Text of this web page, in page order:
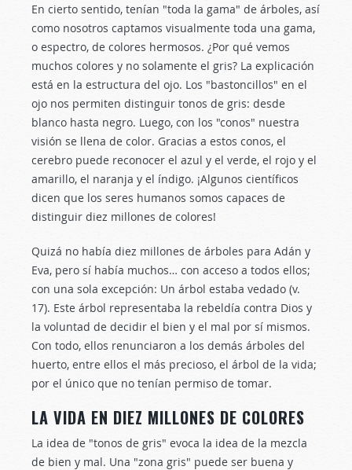
En cierto sentido, tenían "toda la gama" de árboles, así
como nosotros captamos visualmente toda una gama,
o espectro, de colores hermosos. ¿Por qué vemos
muchos colores y no solamente el gris? La explicación
está en la estructura del ojo. Los "bastoncillos" en el
ojo nos permiten distinguir tonos de gris: desde
blanco hasta negro. Luego, con los "conos" nuestra
visión se llena de color. Gracias a estos conos, el
cerebro puede reconocer el azul y el verde, el rojo y el
amarillo, el naranja y el índigo. ¡Algunos científicos
dicen que los seres humanos somos capaces de
distinguir diez millones de colores!
Quizá no había diez millones de árboles para Adán y
Eva, pero sí había muchos… con acceso a todos ellos;
con una sola excepción: Un árbol estaba vedado (v.
17). Este árbol representaba la rebeldía contra Dios y
la voluntad de decidir el bien y el mal por sí mismos.
Con todo, ellos renunciaron a los demás árboles del
huerto, entre ellos el más precioso, el árbol de la vida;
por el único que no tenían permiso de tomar.
LA VIDA EN DIEZ MILLONES DE COLORES
La idea de "tonos de gris" evoca la idea de la mezcla
de bien y mal. Una "zona gris" puede ser buena y